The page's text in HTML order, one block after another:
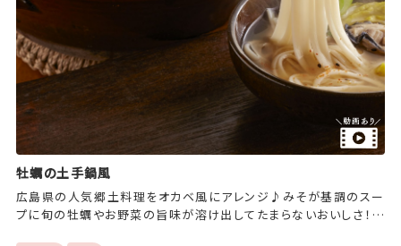
牡蠣の土手鍋風
広島県の人気郷土料理をオカベ風にアレンジ♪みそが基調のスー
プに旬の牡蠣やお野菜の旨味が溶け出してたまらないおいしさ！平